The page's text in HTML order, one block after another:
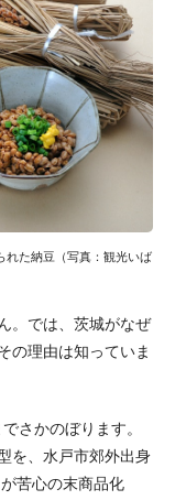
れた納豆（写真：観光いば
。では、茨城がなぜ
の理由は知っていま
さかのぼります。
を、水戸市郊外出身
苦心の末商品化